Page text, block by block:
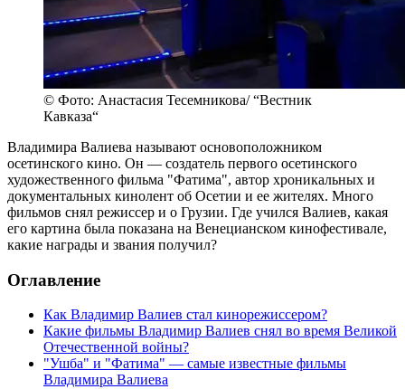
© Фото: Анастасия Тесемникова/ “Вестник
Кавказа“
Владимира Валиева называют основоположником
осетинского кино. Он — создатель первого осетинского
художественного фильма "Фатима", автор хроникальных и
документальных кинолент об Осетии и ее жителях. Много
фильмов снял режиссер и о Грузии. Где учился Валиев, какая
его картина была показана на Венецианском кинофестивале,
какие награды и звания получил?
Оглавление
Как Владимир Валиев стал кинорежиссером?
Какие фильмы Владимир Валиев снял во время Великой
Отечественной войны?
"Ушба" и "Фатима" — самые известные фильмы
Владимира Валиева